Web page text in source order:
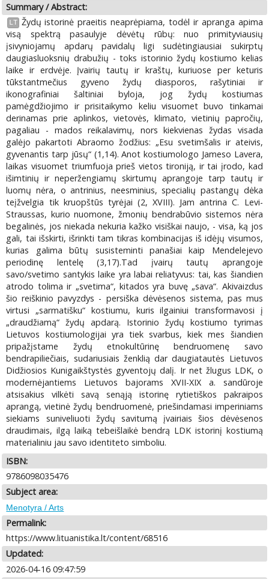
Summary / Abstract:
LT Žydų istorinė praeitis neaprėpiama, todėl ir apranga apima
visą spektrą pasaulyje dėvėtų rūbų: nuo primityviausių
įsivyniojamų apdarų pavidalų ligi sudėtingiausiai sukirptų
daugiasluoksnių drabužių - toks istorinio žydų kostiumo kelias
laike ir erdvėje. Įvairių tautų ir kraštų, kuriuose per keturis
tūkstantmečius gyveno žydų diasporos, rašytiniai ir
ikonografiniai šaltiniai byloja, jog žydų kostiumas
pamėgdžiojimo ir prisitaikymo keliu visuomet buvo tinkamai
derinamas prie aplinkos, vietovės, klimato, vietinių papročių,
pagaliau - mados reikalavimų, nors kiekvienas žydas visada
galėjo pakartoti Abraomo žodžius: „Esu svetimšalis ir ateivis,
gyvenantis tarp jūsų“ (1,14). Anot kostiumologo Jameso Lavera,
laikas visuomet triumfuoja prieš vietos tironiją, ir tai įrodo, kad
išimtinių ir neperžengiamų skirtumų aprangoje tarp tautų ir
luomų nėra, o antrinius, neesminius, specialių pastangų dėka
teįžvelgia tik kruopštūs tyrėjai (2, XVIII). Jam antrina C. Levi-
Straussas, kurio nuomone, žmonių bendrabūvio sistemos nėra
begalinės, jos niekada nekuria kažko visiškai naujo, - visa, ką jos
gali, tai išskirti, išrinkti tam tikras kombinacijas iš idėjų visumos,
kurias galima būtų susisteminti panašiai kaip Mendelejevo
periodinę lentelę (3,17).Tad įvairų tautų aprangoje
savo/svetimo santykis laike yra labai reliatyvus: tai, kas šiandien
atrodo tolima ir „svetima“, kitados yra buvę „sava“. Akivaizdus
šio reiškinio pavyzdys - persiška dėvėsenos sistema, pas mus
virtusi „sarmatišku“ kostiumu, kuris ilgainiui transformavosi į
„draudžiamą“ žydų apdarą. Istorinio žydų kostiumo tyrimas
Lietuvos kostiumologijai yra tiek svarbus, kiek mes šiandien
pripažįstame žydų etnokultūrinę bendruomenę savo
bendrapiliečiais, sudariusiais ženklią dar daugiatautės Lietuvos
Didžiosios Kunigaikštystės gyventojų dalį. Ir net žlugus LDK, o
modernėjantiems Lietuvos bajorams XVII-XIX a. sandūroje
atsisakius vilkėti savą senąją istorinę rytietiškos pakraipos
aprangą, vietinė žydų bendruomenė, priešindamasi imperiniams
siekiams suniveliuoti žydų savitumą įvairiais šios dėvėsenos
draudimais, ilgą laiką tebeišlaikė bendrą LDK istorinį kostiumą
materialiniu jau savo identiteto simboliu.
ISBN:
9786098035476
Subject area:
Menotyra / Arts
Permalink:
https://www.lituanistika.lt/content/68516
Updated:
2026-04-16 09:47:59